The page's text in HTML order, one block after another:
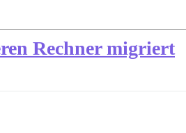
Rechner migriert